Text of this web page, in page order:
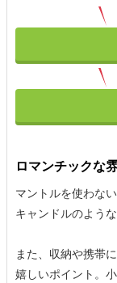
ロマンチックな
マントルを使わな
キャンドルのよう
また、収納や携帯
嬉しいポイント。